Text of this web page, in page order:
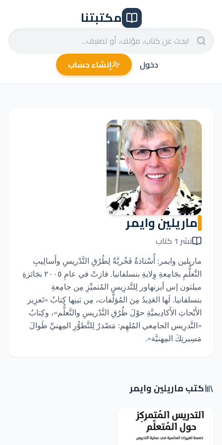
مكتبتنا
دخول إنشاء حساب
ماريلين وايمر
نشر 1 كتاب
ماريلين وايمر: أُسْتاذةٌ فَخْريَّةٌ لِطُرُقِ التَّدْريسِ وأَسالِيبِ
التَّعلُّمِ بجَامِعةِ وِلايةِ بنسلفانيا. فازتْ في عامِ ٢٠٠٥ بجَائزةِ
ميلتون إس أيزنهاور لِلتَّدرِيسِ المُتميِّزِ مِن جامِعةِ
بنسلفانيا. لَها العَدِيدُ مِنَ المُؤلَّفات، مِن بَينِها كِتابُ «تَعزِيز
الأَبْحاثِ الأَكادِيميَّةِ حوْلَ طُرُقِ التَّدْريسِ والتَّعلُّم»، وكِتابُ
«التَّدرِيس الجامِعي المُلهِم: مَصْدرٌ لِلتَّطوُّرِ المِهنيِّ طَوالَ
مَسِيرتِكَ المِهنيَّة».
كتب ماريلين وايمر